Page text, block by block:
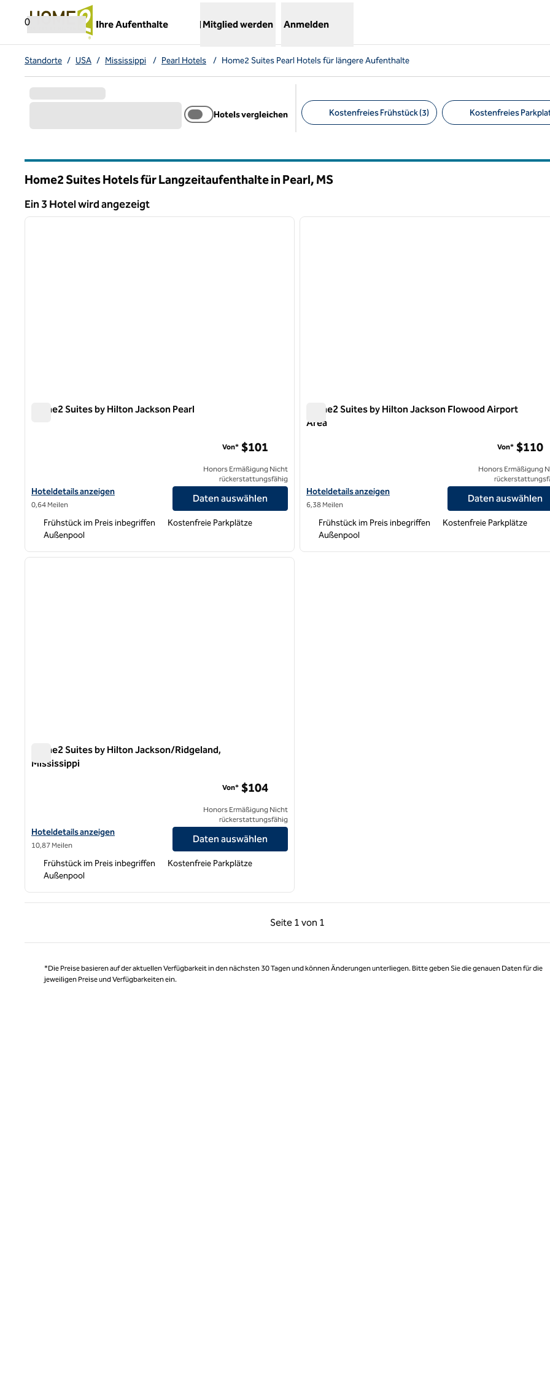
0
Ihre Aufenthalte
,
Mitglied werden Anmelden
Standorte / USA / Mississippi / Pearl Hotels / Home2 Suites Pearl Hotels für längere Aufenthalte
Hotels vergleichen Kostenfreies Frühstück (3) Kostenfreies
Home2 Suites Hotels für Langzeitaufenthalte in Pearl, MS
Ein 3 Hotel wird angezeigt
Ein 3 Hotel wird angezeigt
1 von 12
nächstes Bild
Home2 Suites by Hilton Jackson Pearl
Hoteldetails für Home2 Suites by Hilton Jackson Pearl anzeigen
Hoteldetails anzeigen
0,64 Meilen
Von* $101
Honors Ermäßigung Nicht
rückerstattungsfähig
Daten auswählen
Frühstück im Preis inbegriffen
Kostenfreie Parkplätze
Außenpool
1 von 12
Home2 Suites by Hilton Jackson Flowood Airport
Area
Hoteldetails für Home2 Suites by Hilton Jackson Flowood Airport
Hoteldetails anzeigen
6,38 Meilen
Von* $110
Honors Ermäßigung
Daten auswählen
Frühstück im Preis inbegriffen
Kostenfreie Parkplätze
Außenpool
1 von 12
nächstes Bild
Home2 Suites by Hilton Jackson/Ridgeland,
Mississippi
Hoteldetails für Home2 Suites by Hilton Jackson/Ridgeland, MS anzeigen
Hoteldetails anzeigen
10,87 Meilen
Von* $104
Honors Ermäßigung Nicht
rückerstattungsfähig
Daten auswählen
Frühstück im Preis inbegriffen
Kostenfreie Parkplätze
Außenpool
Seite 1 von 1
Vorherige Seite, 1 von 1
Seite 1 von 1
*Die Preise basieren auf der aktuellen Verfügbarkeit in den nächsten 30 Tagen und können Änderungen unterliegen. Bitte geben Sie die genauen Daten für die
jeweiligen Preise und Verfügbarkeiten ein.